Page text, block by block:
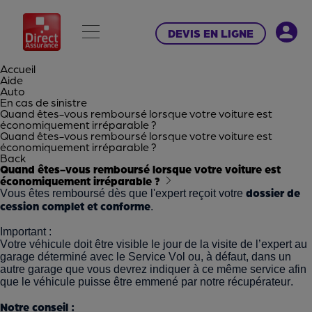
DEVIS EN LIGNE
Accueil
Aide
Auto
En cas de sinistre
Quand êtes-vous remboursé lorsque votre voiture est
économiquement irréparable ?
Quand êtes-vous remboursé lorsque votre voiture est
économiquement irréparable ?
Back
Quand êtes-vous remboursé lorsque votre voiture est
économiquement irréparable ?
Vous êtes remboursé dès que l'expert reçoit votre dossier de
cession complet et conforme.
Important :
Votre véhicule doit être visible le jour de la visite de l’expert au
garage déterminé avec le Service Vol ou, à défaut, dans un
autre garage que vous devrez indiquer à ce même service afin
que le véhicule puisse être emmené par notre récupérateur.
Notre conseil :